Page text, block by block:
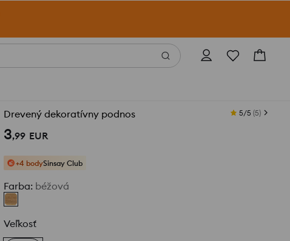
Drevený dekoratívny podnos 5/5 (5)
3,99 EUR
+4 bodySinsay Club
Farba: béžová
Veľkosť